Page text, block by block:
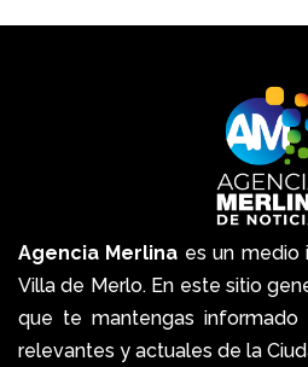
Agencia Merlina es un medio
Villa de Merlo. En este sitio
que te mantengas informado
relevantes y actuales de la